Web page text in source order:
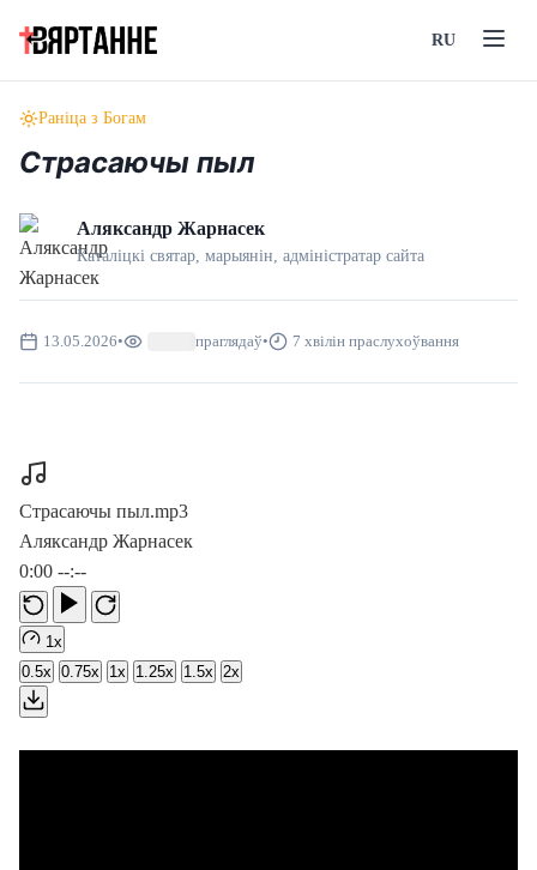
RU
Раніца з Богам
Страсаючы пыл
Аляксандр Жарнасек
Каталіцкі святар, марыянін, адмiнiстратар сайта
13.05.2026• праглядаў• 7 хвілін праслухоўвання
Страсаючы пыл.mp3
Аляксандр Жарнасек
0:00 --:--
1x
0.5x 0.75x 1x 1.25x 1.5x 2x